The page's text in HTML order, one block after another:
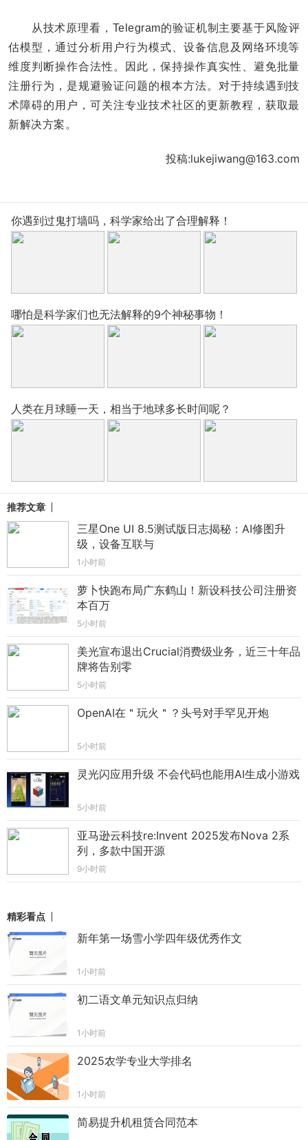
从技术原理看，Telegram的验证机制主要基于风险评
估模型，通过分析用户行为模式、设备信息及网络环境等
维度判断操作合法性。因此，保持操作真实性、避免批量
注册行为，是规避验证问题的根本方法。对于持续遇到技
术障碍的用户，可关注专业技术社区的更新教程，获取最
新解决方案。
投稿:lukejiwang@163.com
你遇到过鬼打墙吗，科学家给出了合理解释！
哪怕是科学家们也无法解释的9个神秘事物！
人类在月球睡一天，相当于地球多长时间呢？
推荐文章
三星One UI 8.5测试版日志揭秘：AI修图升
级，设备互联与
1小时前
萝卜快跑布局广东鹤山！新设科技公司注册资
本百万
5小时前
美光宣布退出Crucial消费级业务，近三十年品
牌将告别零
5小时前
OpenAI在＂玩火＂？头号对手罕见开炮
5小时前
灵光闪应用升级 不会代码也能用AI生成小游戏
5小时前
亚马逊云科技re:Invent 2025发布Nova 2系
列，多款中国开源
9小时前
精彩看点
新年第一场雪小学四年级优秀作文
1小时前
初二语文单元知识点归纳
1小时前
2025农学专业大学排名
1小时前
简易提升机租赁合同范本